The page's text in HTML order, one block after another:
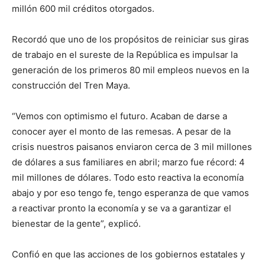
millón 600 mil créditos otorgados.
Recordó que uno de los propósitos de reiniciar sus giras
de trabajo en el sureste de la República es impulsar la
generación de los primeros 80 mil empleos nuevos en la
construcción del Tren Maya.
“Vemos con optimismo el futuro. Acaban de darse a
conocer ayer el monto de las remesas. A pesar de la
crisis nuestros paisanos enviaron cerca de 3 mil millones
de dólares a sus familiares en abril; marzo fue récord: 4
mil millones de dólares. Todo esto reactiva la economía
abajo y por eso tengo fe, tengo esperanza de que vamos
a reactivar pronto la economía y se va a garantizar el
bienestar de la gente”, explicó.
Confió en que las acciones de los gobiernos estatales y